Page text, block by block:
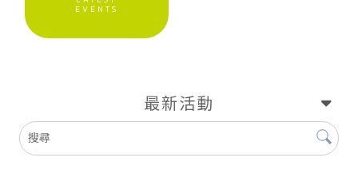
最新活動